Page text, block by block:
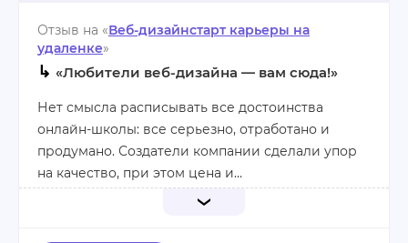
Плюсы:
1.Полезный, практический курс
3.Возможность быстро получить
востребованную специальность
Минусы:
Отзыв на «Веб-дизайнстарт карьеры на
удаленке»
↳ «Любители веб-дизайна — вам сюда!»
Нет смысла расписывать все достоинства
онлайн-школы: все серьезно, отработано и
продумано. Создатели компании сделали упор
на качество, при этом цена и
продолжительность курсов почти везде